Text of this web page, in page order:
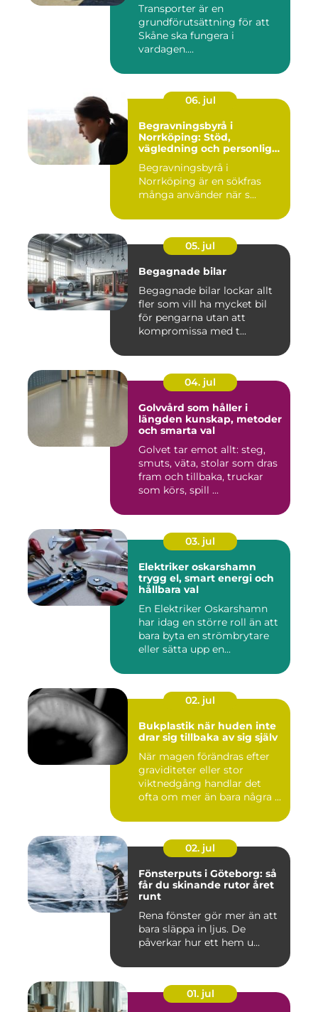
Transporter är en
grundförutsättning för att
Skåne ska fungera i
vardagen....
06. jul
Begravningsbyrå i
Norrköping: Stöd,
vägledning och personliga
Begravningsbyrå i
Norrköping är en sökfras
många använder när s...
05. jul
Begagnade bilar
Begagnade bilar lockar allt
fler som vill ha mycket bil
för pengarna utan att
kompromissa med t...
04. jul
Golvvård som håller i
längden kunskap, metoder
och smarta val
Golvet tar emot allt: steg,
smuts, väta, stolar som dras
fram och tillbaka, truckar
som körs, spill ...
03. jul
Elektriker oskarshamn
trygg el, smart energi och
hållbara val
En Elektriker Oskarshamn
har idag en större roll än att
bara byta en strömbrytare
eller sätta upp en...
02. jul
Bukplastik när huden inte
drar sig tillbaka av sig själv
När magen förändras efter
graviditeter eller stor
viktnedgång handlar det
ofta om mer än bara några ...
02. jul
Fönsterputs i Göteborg: så
får du skinande rutor året
runt
Rena fönster gör mer än att
bara släppa in ljus. De
påverkar hur ett hem u...
01. jul